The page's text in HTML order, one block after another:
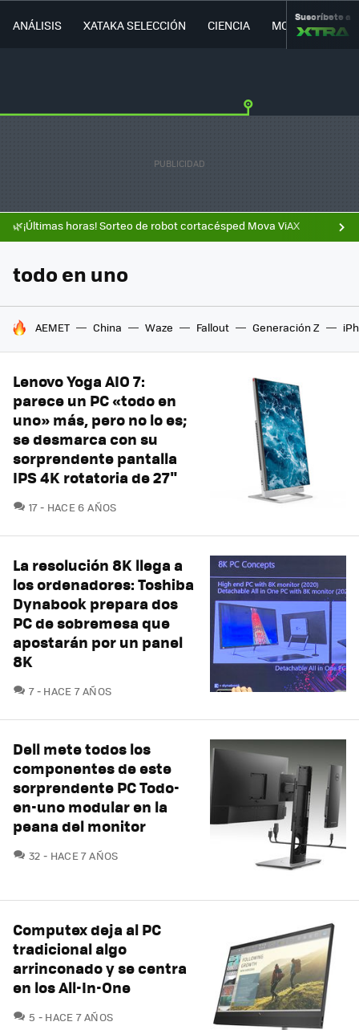
ANÁLISIS XATAKA SELECCIÓN CIENCIA MOVILIDAD
Suscríbete a
🌿¡Últimas horas! Sorteo de robot cortacésped Mova ViAX
todo en uno
HOY SE HABLA DE
AEMET China Waze Fallout Generación Z
Lenovo Yoga AIO 7:
parece un PC «todo en
uno» más, pero no lo es;
se desmarca con su
sorprendente pantalla
IPS 4K rotatoria de 27"
17COMENTARIOS
HACE 6 AÑOS
La resolución 8K llega a
los ordenadores: Toshiba
Dynabook prepara dos
PC de sobremesa que
apostarán por un panel
8K
7COMENTARIOS
HACE 7 AÑOS
Dell mete todos los
componentes de este
sorprendente PC Todo-
en-uno modular en la
peana del monitor
32 COMENTARIOS
HACE 7 AÑOS
Computex deja al PC
tradicional algo
arrinconado y se centra
en los All-In-One
5 COMENTARIOS
HACE 7 AÑOS